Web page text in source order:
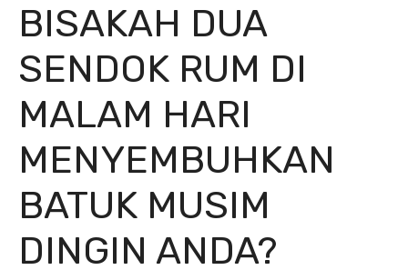
BISAKAH DUA
SENDOK RUM DI
MALAM HARI
MENYEMBUHKAN
BATUK MUSIM
DINGIN ANDA?